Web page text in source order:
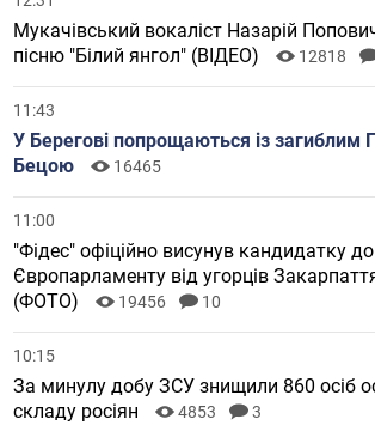
Мукачівський вокаліст Назарій
пісню "Білий янгол" (ВІДЕО)
12818
11:43
У Берегові попрощаються із загиблим
Бецою
16465
11:00
"Фідес" офіційно висунув кандидатку до
Європарламенту від угорців
(ФОТО)
19456 10
10:15
За минулу добу ЗСУ знищили 860 осіб
складу росіян
4853 3